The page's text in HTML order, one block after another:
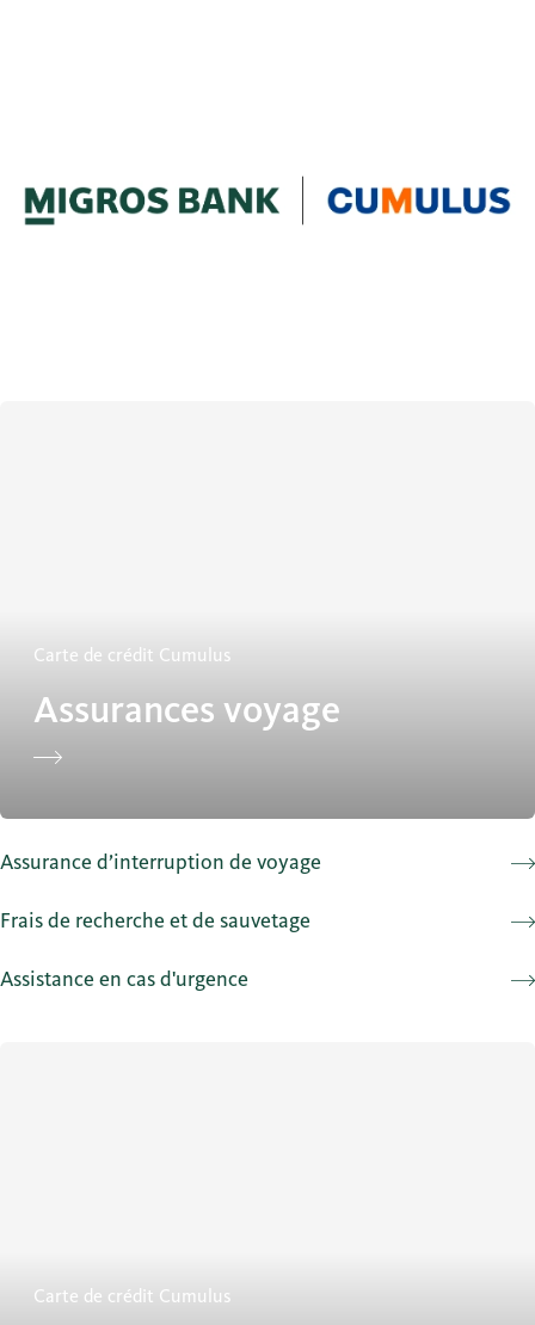
Carte de crédit Cumulus
Assurances voyage
Assurance d’interruption de voyage
Frais de recherche et de sauvetage
Assistance en cas d'urgence
Carte de crédit Cumulus